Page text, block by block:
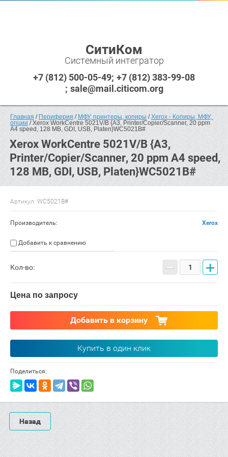
СитиКом
Системный интегратор
+7 (812) 500-05-49 +7 (812) 383-99-08
sale@mail.citicom.org
Главная / Периферия / МФУ, принтеры, копиры / Xerox - Копиры, МФУ,
опции / Xerox WorkCentre 5021V/B {A3, Printer/Copier/Scanner, 20 ppm
A4 speed, 128 MB, GDI, USB, Platen}WC5021B#
Xerox WorkCentre 5021V/B {A3,
Printer/Copier/Scanner, 20 ppm A4 speed,
128 MB, GDI, USB, Platen}WC5021B#
Артикул: WC5021B#
Производитель: Xerox
Добавить к сравнению
Кол-во: − +
Цена по запросу
Добавить в корзину
Купить в один клик
Поделиться:
Назад